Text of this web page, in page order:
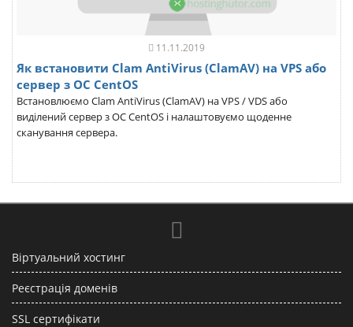
11.11.2019
Як встановити Clam AntiVirus (ClamAV) на VPS або
сервер з ОС CentOS
Встановлюємо Clam AntiVirus (ClamAV) на VPS / VDS або
виділений сервер з ОС CentOS і налаштовуємо щоденне
сканування сервера.
Віртуальний хостинг
Реєстрація доменів
SSL сертифікати